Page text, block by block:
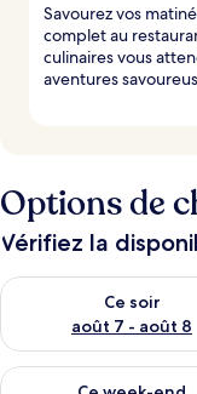
Savourez vos
complet au
culinaires vous
aventures
Options de
Vérifiez la
Ce soir
août 7 - août 8
Vérifier la
Vérifier la